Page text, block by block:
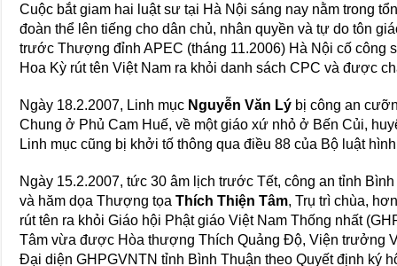
Cuộc bắt giam hai luật sư tại Hà Nội sáng nay nằm trong
đoàn thể lên tiếng cho dân chủ, nhân quyền và tự do tôn
trước Thượng đỉnh APEC (tháng 11.2006) Hà Nội cố công
Hoa Kỳ rút tên Việt Nam ra khỏi danh sách CPC và được
Ngày 18.2.2007, Linh mục Nguyễn Văn Lý bị công an
Chung ở Phủ Cam Huế, về một giáo xứ nhỏ ở Bến Củi,
Linh mục cũng bị khởi tố thông qua điều 88 của Bộ luật
Ngày 15.2.2007, tức 30 âm lịch trước Tết, công an tỉnh
và hăm dọa Thượng tọaThích Thiện Tâm, Trụ trì chùa,
rút tên ra khỏi Giáo hội Phật giáo Việt Nam Thống nhất
Tâm vừa được Hòa thượng Thích Quảng Độ, Viện trưởng
Đại diện GHPGVNTN tỉnh Bình Thuận theo Quyết định ký